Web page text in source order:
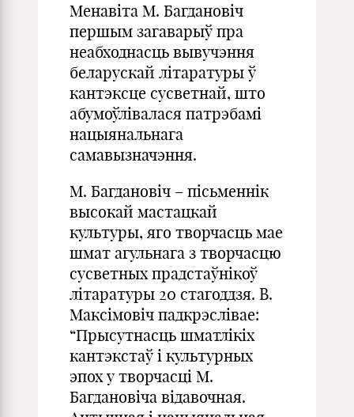
Менавіта М. Багдановіч
першым загаварыў пра
неабходнасць вывучэння
беларускай літаратуры ў
кантэксце сусветнай, што
абумоўлівалася патрэбамі
нацыянальнага
самавызначэння.
М. Багдановіч – пісьменнік
высокай мастацкай
культуры, яго творчасць мае
шмат агульнага з творчасцю
сусветных прадстаўнікоў
літаратуры 20 стагоддзя. В.
Максімовіч падкрэслівае:
“Прысутнасць шматлікіх
кантэкстаў і культурных
эпох у творчасці М.
Багдановіча відавочная.